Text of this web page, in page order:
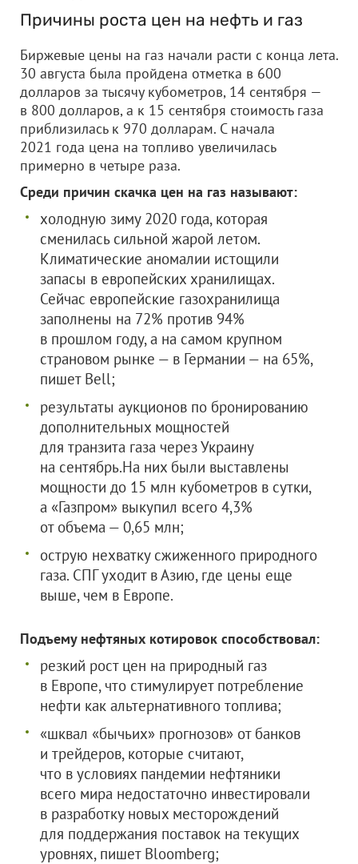
Причины роста цен на нефть и газ
Биржевые цены на газ начали расти с конца лета.
30 августа была пройдена отметка в 600
долларов за тысячу кубометров, 14 сентября —
в 800 долларов, а к 15 сентября стоимость газа
приблизилась к 970 долларам. С начала
2021 года цена на топливо увеличилась
примерно в четыре раза.
Среди причин скачка цен на газ называют:
холодную зиму 2020 года, которая
сменилась сильной жарой летом.
Климатические аномалии истощили
запасы в европейских хранилищах.
Сейчас европейские газохранилища
заполнены на 72% против 94%
в прошлом году, а на самом крупном
страновом рынке — в Германии — на 65%,
пишет Bell;
результаты аукционов по бронированию
дополнительных мощностей
для транзита газа через Украину
на сентябрь.На них были выставлены
мощности до 15 млн кубометров в сутки,
а «Газпром» выкупил всего 4,3%
от объема — 0,65 млн;
острую нехватку сжиженного природного
газа. СПГ уходит в Азию, где цены еще
выше, чем в Европе.
Подъему нефтяных котировок способствовал:
резкий рост цен на природный газ
в Европе, что стимулирует потребление
нефти как альтернативного топлива;
«шквал «бычьих» прогнозов» от банков
и трейдеров, которые считают,
что в условиях пандемии нефтяники
всего мира недостаточно инвестировали
в разработку новых месторождений
для поддержания поставок на текущих
уровнях, пишет Bloomberg;